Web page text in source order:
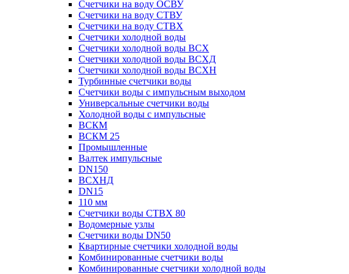
Счетчики на воду ОСВУ
Счетчики на воду СТВУ
Счетчики на воду СТВХ
Счетчики холодной воды
Счетчики холодной воды ВСХ
Счетчики холодной воды ВСХД
Счетчики холодной воды ВСХН
Турбинные счетчики воды
Счетчики воды с импульсным выходом
Универсальные счетчики воды
Холодной воды с импульсные
ВСКМ
ВСКМ 25
Промышленные
Валтек импульсные
DN150
ВСХНД
DN15
110 мм
Счетчики воды СТВХ 80
Водомерные узлы
Счетчики воды DN50
Квартирные счетчики холодной воды
Комбинированные счетчики воды
Комбинированные счетчики холодной воды